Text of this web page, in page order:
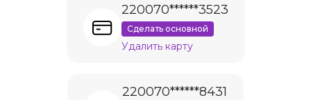
220070******3523
Сделать основной
Удалить карту
220070******8431